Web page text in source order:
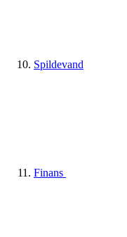
Spildevand
Finans